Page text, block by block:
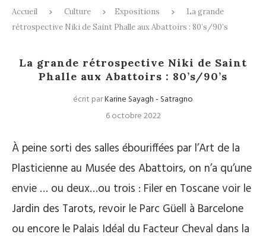
Accueil Culture Expositions
La grande
rétrospective Niki de Saint Phalle aux Abattoirs : 80’s/90’s
La grande rétrospective Niki de Saint
Phalle aux Abattoirs : 80’s/90’s
écrit parKarine Sayagh - Satragno
6 octobre 2022
À peine sorti des salles ébouriffées par l’Art de la
Plasticienne au Musée des Abattoirs, on n’a qu’une
envie … ou deux…ou trois : Filer en Toscane voir le
Jardin des Tarots, revoir le Parc Güell à Barcelone
ou encore le Palais Idéal du Facteur Cheval dans la